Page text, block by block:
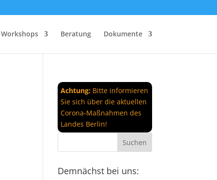
Workshops Beratung Dokumente
Achtung: Bitte informieren
Sie sich über die aktuellen
Corona-Maßnahmen des
Landes Berlin!
Demnächst bei uns: